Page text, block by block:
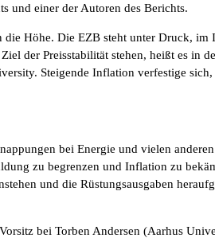
und einer der Autoren des Berichts.
Höhe. Die EZB steht unter Druck,
der Preisstabilität stehen, heißt es in
Steigende Inflation verfestige
bei Energie und vielen
zu begrenzen und Inflation zu
und die Rüstungsausgaben
bei Torben Andersen (Aarhus